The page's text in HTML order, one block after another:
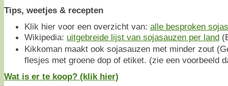
Tips, weetjes & recepten
Klik hier voor een overzicht van: alle besproken
Wikipedia: uitgebreide lijst van sojasauzen per land
Kikkoman maakt ook sojasauzen met minder zout
flesjes met groene dop of etiket. (zie een voorbeeld
Wat is er te koop? (klik hier)